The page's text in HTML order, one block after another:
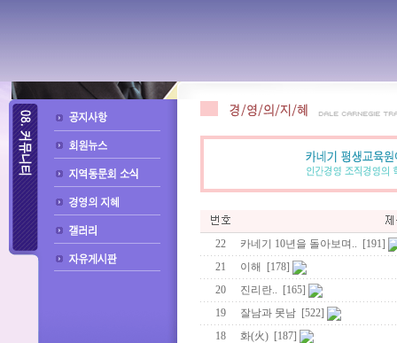
22 카네기 10년을 돌아보며.. [191]
21
이해
[178]
20
진리란.. [165]
19
잘남과 못남 [522]
18
화(火) [187]